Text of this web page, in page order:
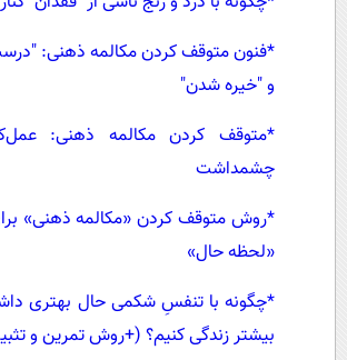
*فنون متوقف کردن مکالمه ذهنی:
و "خیره شدن"
*متوقف کردن مکالمه ذهنی:
چشمداشت
*روش متوقف کردن «مکالمه ذهنی»
«لحظه حال»
*چگونه با تنفسِ شکمی حال بهتری
بیشتر زندگی کنیم؟ (+روش تمرین و